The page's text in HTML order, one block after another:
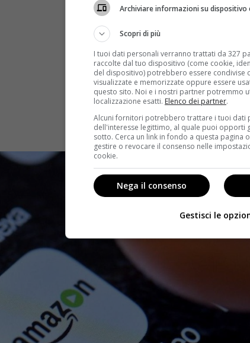
Archiviare informazioni su dispositivo
Scopri di più
I tuoi dati personali verranno trattati da 327
raccolte dal tuo dispositivo (come cookie,
del dispositivo) potrebbero essere condivise
visualizzate e memorizzate oppure essere
questo sito. Noi e i nostri partner potremmo
localizzazione esatti. Elenco dei partner.
Alcuni fornitori potrebbero trattare i tuoi dati
dell'interesse legittimo, al quale puoi opporti
sotto. Cerca un link in fondo a questa pagina
gestire o revocare il consenso nelle
cookie.
Nega il consenso
Gestisci le